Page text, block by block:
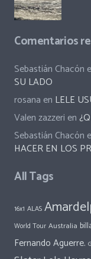
Comentarios
Sebastián Chacón
SU LADO
rosana en LELE
Valen zazzeri en
Sebastián Chacón
HACER EN LOS
All Tags
16x1 ALAS
World Tour Australia
Fernando Aguerre.